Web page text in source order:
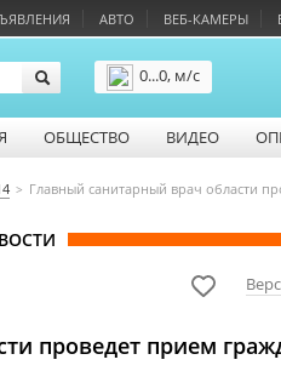
АВТО ВЕБ-КАМЕРЫ
0...0, м/с
ОБЩЕСТВО ВИДЕО
Главный санитарный врач области
проведет прием